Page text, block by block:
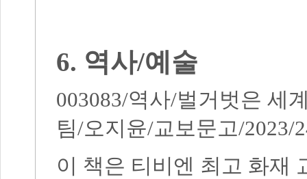
6. 역사/예술
003083/역사/벌거벗은 세
팀/오지윤/교보문고/2023/
이 책은 티비엔 최고 화재